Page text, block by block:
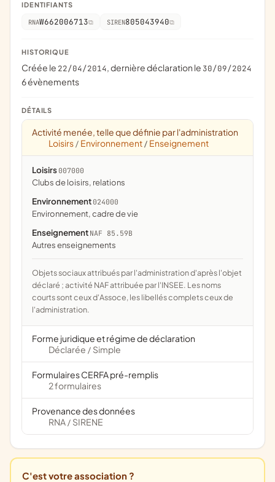
IDENTIFIANTS
RNAW662006713 SIREN805043940
HISTORIQUE
Créée le 22/04/2014, dernière déclaration le 30/09/2024
6 évènements
DÉTAILS
Activité menée, telle que définie par l'administration
Loisirs / Environnement / Enseignement
Loisirs 007000
clubs de loisirs, relations
Environnement 024000
Environnement, cadre de vie
Enseignement NAF 85.59B
Autres enseignements
Objets sociaux attribués par l'administration d'après l'objet
déclaré ; activité NAF attribuée par l'INSEE. Les noms
courts sont ceux d'Assoce, les libellés complets ceux de
l'administration.
Forme juridique et régime de déclaration
Déclarée / Simple
Formulaires CERFA pré-remplis
2 formulaires
Provenance des données
RNA / SIRENE
C'est votre association ?